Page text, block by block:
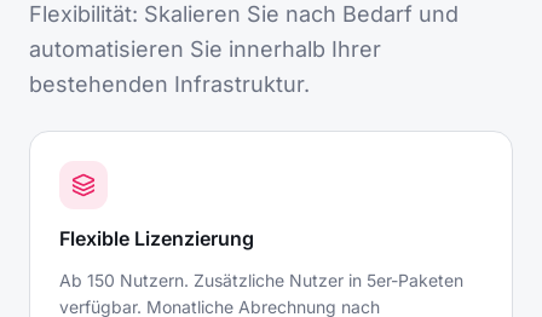
Flexibilität: Skalieren Sie nach Bedarf und
automatisieren Sie innerhalb Ihrer
bestehenden Infrastruktur.
Flexible Lizenzierung
Ab 150 Nutzern. Zusätzliche Nutzer in 5er-Paketen
verfügbar. Monatliche Abrechnung nach